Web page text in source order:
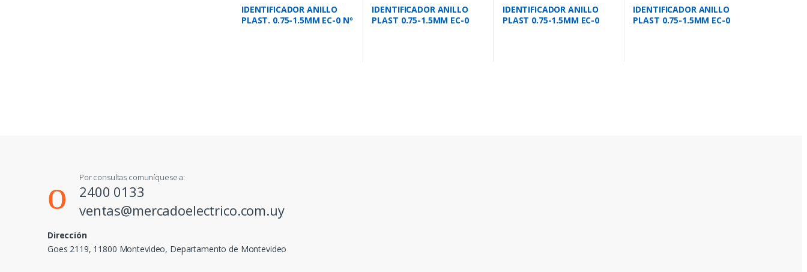
IDENTIFICADOR ANILLO
PLAST. 0.75-1.5MM EC-0 Nº
IDENTIFICADOR ANILLO
PLAST 0.75-1.5MM EC-0
IDENTIFICADOR ANILLO
PLAST 0.75-1.5MM EC-0
IDENTIFICADOR ANILLO
PLAST 0.75-1.5MM EC-0
Por consultas comuníquese a:
2400 0133
ventas@mercadoelectrico.com.uy
Dirección
Goes 2119, 11800 Montevideo, Departamento de Montevideo